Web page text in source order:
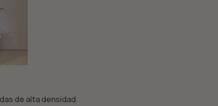
de alta densidad